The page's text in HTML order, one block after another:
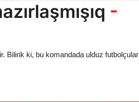
-
Bilirik ki, bu komandada ulduz futbolçular